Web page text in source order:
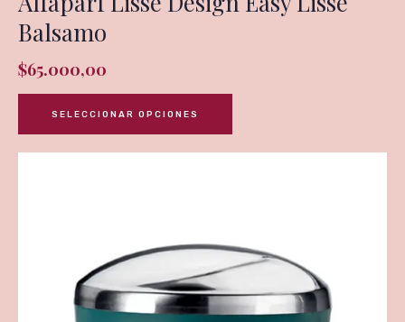
Balsamo
$65.000,00
SELECCIONAR OPCIONES